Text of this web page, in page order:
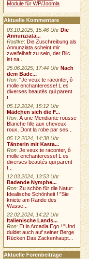
Module für WP/Joomla
Aktuelle Kommentare
03.10.2025, 15:46 Uhr Die
Annunziata...
Radtke: Die Zuschreibung als
Annunziata scheint mir
zweifelhaft zu sein, der Blic
ist na...
25.06.2025, 17:44 Uhr Nach
dem Bade...
Ron:"Je veux te raconter, ô
molle enchanteresse! L es
diverses beautés qui parent
t...
05.12.2024, 15:12 Uhr
Mädchen sich die F...
Ron:À une Mendiante rousse
Blanche fille aux cheveux
roux, Dont la robe par ses...
05.12.2024, 14:38 Uhr
Tänzerin mit Kasta...
Ron:Je veux te raconter, ô
molle enchanteresse! L es
diverses beautés qui parent
t...
12.03.2024, 13:53 Uhr
Badende Nymphe...
Ron:Zu schön für die Natur:
Idealische Schönheit ! "Sie
kniete am Rande des
Wasse...
22.02.2024, 14:22 Uhr
Italienische Lands...
Ron:Et in Arcadia Ego ! "Und
duldet auch auf seiner Berge
Rücken Das Zackenhaupt...
Aktuelle Forenbeiträge